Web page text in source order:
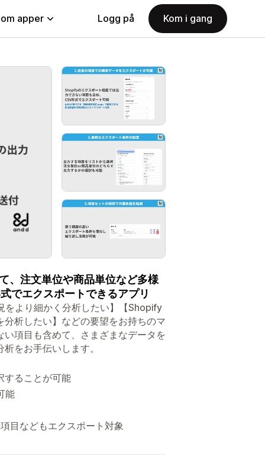
apper Logg på Kom i gang
、注文単位や商品単位など多様
でエクスポートできるアプリ
をより細かく分析したい】【Shopify
析したい】などの要望をお持ちのマ
項目も含めて、さまざまなデータを
をお手伝いします。
することが可能
能
目などもエクスポート対象